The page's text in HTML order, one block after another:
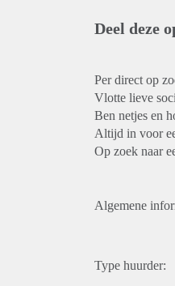
Deel deze
Per direct op
Vlotte lieve
Ben netjes en
Altijd in voor
Op zoek naar
Algemene
Type huurder: